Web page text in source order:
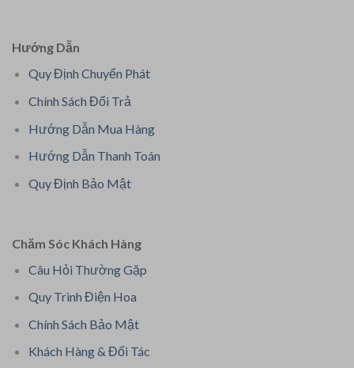
Hướng Dẫn
Quy Định Chuyển Phát
Chính Sách Đổi Trả
Hướng Dẫn Mua Hàng
Hướng Dẫn Thanh Toán
Quy Định Bảo Mật
Chăm Sóc Khách Hàng
Câu Hỏi Thường Gặp
Quy Trình Điện Hoa
Chính Sách Bảo Mật
Khách Hàng & Đối Tác